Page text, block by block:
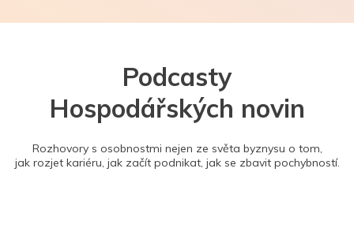
Podcasty
Hospodářských novin
Rozhovory s osobnostmi nejen ze světa byznysu o tom,
jak rozjet kariéru, jak začít podnikat, jak se zbavit pochybností.